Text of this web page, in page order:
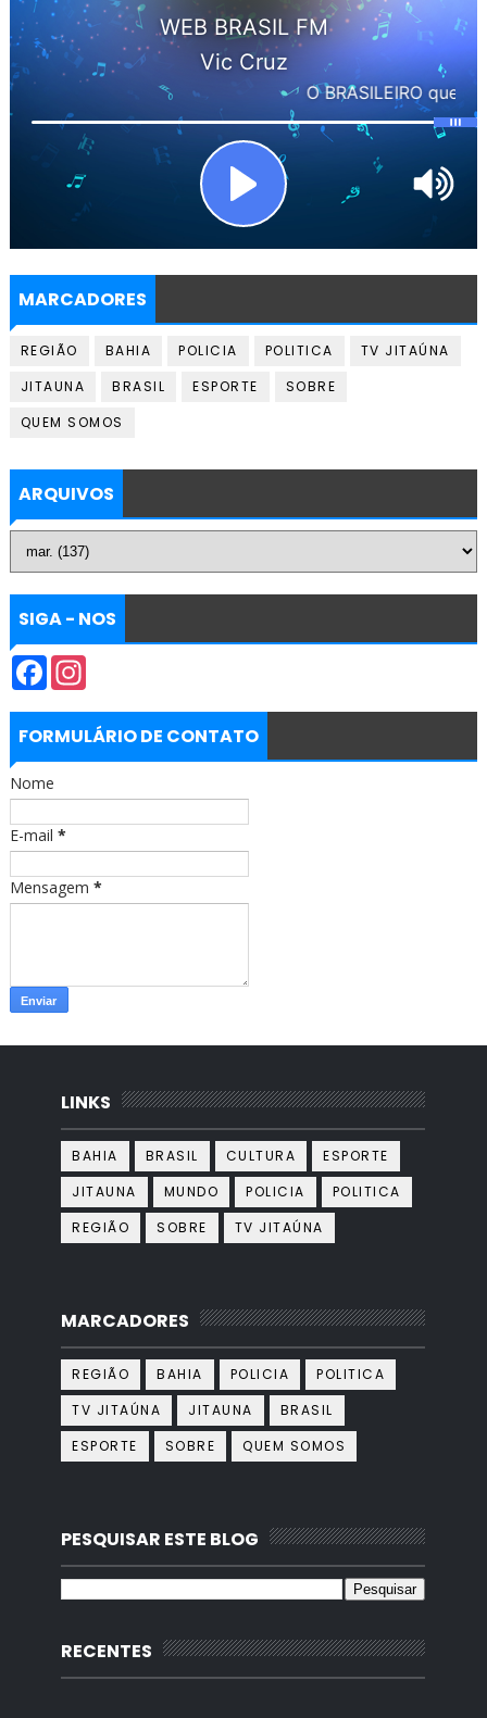
MARCADORES
REGIÃO BAHIA POLICIA POLITICA
TV JITAÚNA
JITAUNA
BRASIL ESPORTE
SOBRE
QUEM SOMOS
ARQUIVOS
SIGA - NOS
F
e
b
o
k
I
t
a
r
m
FORMULÁRIO DE CONTATO
Nome
E-mail *
Mensagem *
LINKS
BAHIA BRASIL CULTURA
ESPORTE
JITAUNA
MUNDO POLICIA
POLITICA
REGIÃO
SOBRE TV JITAÚNA
MARCADORES
REGIÃO BAHIA POLICIA
POLITICA
TV JITAÚNA
JITAUNA
BRASIL
ESPORTE
SOBRE QUEM SOMOS
PESQUISAR ESTE BLOG
RECENTES